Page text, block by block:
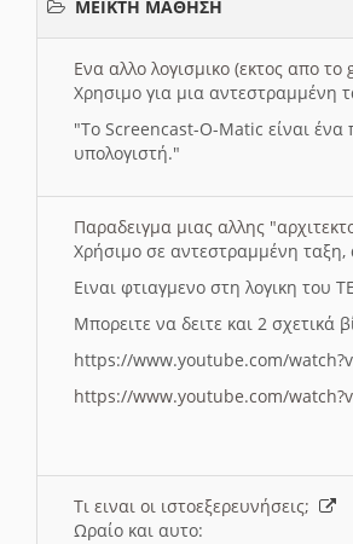
ΜΕΙΚΤΗ ΜΑΘΗΣΗ
Ενα αλλο λογισμικο (εκτος απο
Χρησιμο για μια αντεστραμμένη
"To Screencast-O-Matic είναι
υπολογιστή."
Παραδειγμα μιας αλλης
Χρήσιμο σε αντεστραμμένη ταξη,
Ειναι φτιαγμενο στη λογικη του
Μπορειτε να δειτε και 2 σχετικά
https://www.youtube.com/
https://www.youtube.com/
Τι ειναι οι ιστοεξερευνήσεις;
Ωραίο και αυτο: